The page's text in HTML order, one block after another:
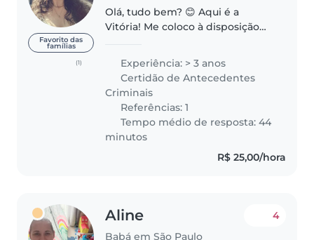
Favorito das
famílias
(1)
Olá, tudo bem? 😊 Aqui é a
Vitória! Me coloco à disposição
você procura alguém que goste
de crianças e tenha experiência..
Experiência: > 3 anos
Certidão de Antecedentes
Criminais
Referências: 1
Tempo médio de resposta: 44
minutos
R$ 25,00/hora
Aline
Babá em São Paulo
4